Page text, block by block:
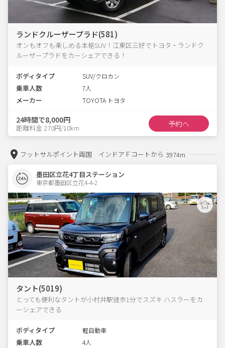
ランドクルーザープラド(581)
オンもオフも楽しめる本格SUV！江東区三好でトヨタ・ランドク
ルーザープラドをカーシェアできる！
ボディタイプ SUV/クロカン
乗車人数 7人
メーカー TOYOTA トヨタ
24時間で8,000円
距離料金 270円/10km 予約へ
フットサルポイント両国 インドアＦコートから 3974m
墨田区立花4丁目ステーション
東京都墨田区立花4-4-2
タント(5019)
とっても便利なタントが小村井駅徒歩1分でスズキ ハスラーをカ
ーシェアできる
ボディタイプ 軽自動車
乗車人数 4人